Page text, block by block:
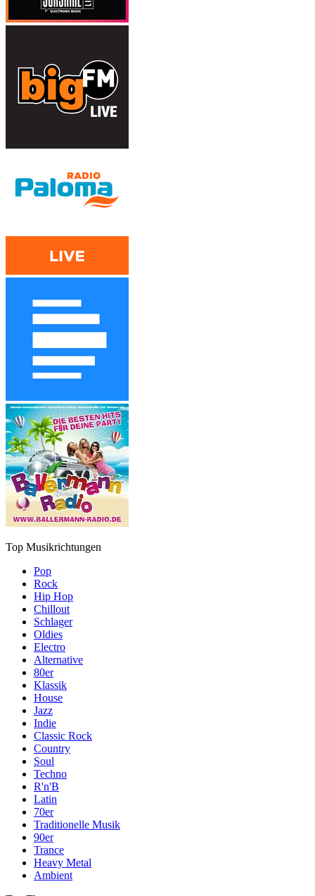
Top Musikrichtungen
Pop
Rock
Hip Hop
Chillout
Schlager
Oldies
Electro
Alternative
80er
Klassik
House
Jazz
Indie
Classic Rock
Country
Soul
Techno
R'n'B
Latin
70er
Traditionelle Musik
90er
Trance
Heavy Metal
Ambient